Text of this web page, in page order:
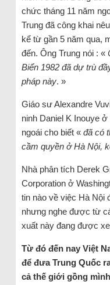
chức tháng 11 năm
Trung đã công khai
kể từ gần 5 năm qua,
đến. Ông Trung nói : «
Biển 1982 đã dự trù
pháp này. »
Giáo sư Alexandre
ninh Daniel K Inouye
ngoái cho biết « đã có
cầm quyền ở Hà Nội,
Nhà phân tích Derek
Corporation ở
tin nào về việc Hà Nội
nhưng nghe được từ
xuất này đang được
Từ đó đến nay Việt
để đưa Trung Quốc
cả thế giới gồng